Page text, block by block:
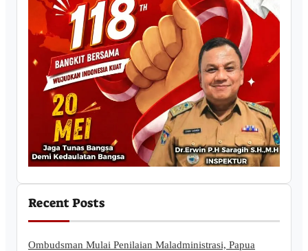
Recent Posts
Ombudsman Mulai Penilaian Maladministrasi, Papua